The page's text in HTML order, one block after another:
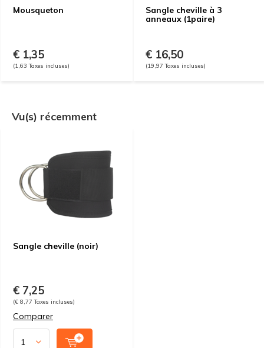
Mousqueton
€ 1,35
(1,63 Taxes incluses)
Sangle cheville à 3
anneaux (1paire)
€ 16,50
(19,97 Taxes incluses)
Vu(s) récemment
Sangle cheville (noir)
€ 7,25
(€ 8,77 Taxes incluses)
Comparer